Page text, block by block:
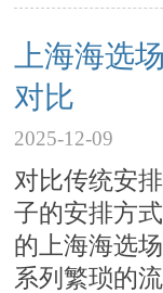
上海海选
对比
2025-12-09
对比传统安
子的安排方
的上海海选
系列繁琐的